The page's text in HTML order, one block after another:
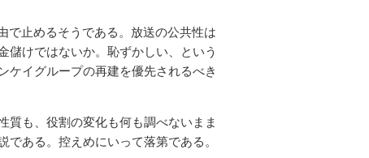
止めるそうである。放送の公共性は
儲けではないか。恥ずかしい、という
ケイグループの再建を優先されるべき
も、役割の変化も何も調べないまま
ある。控えめにいって落第である。